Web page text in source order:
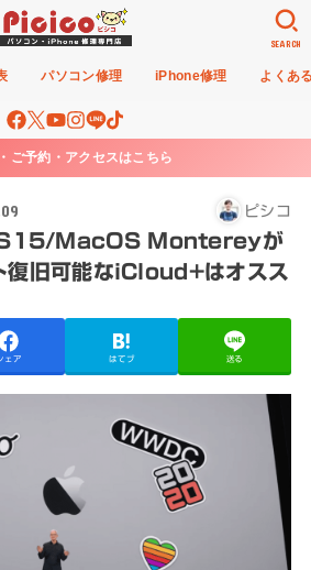
パソコン修理 iPhone修理 よくあ
SEARCH
ご予約・アクセスはこちら
ピシコ
MacOS Montereyが
復旧可能なiCloud+はオスス
ェア はてブ 送る